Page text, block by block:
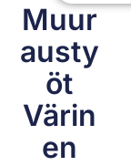
Muur
austy
öt
Värin
en